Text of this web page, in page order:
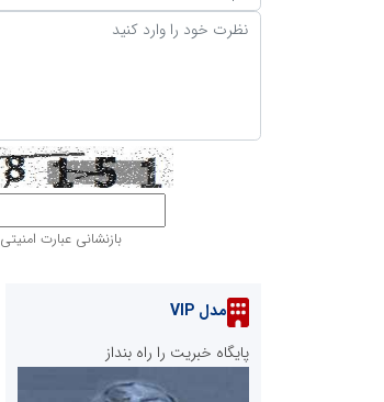
بازنشانی عبارت امنیتی
مدل VIP
پایگاه خبریت را راه بنداز